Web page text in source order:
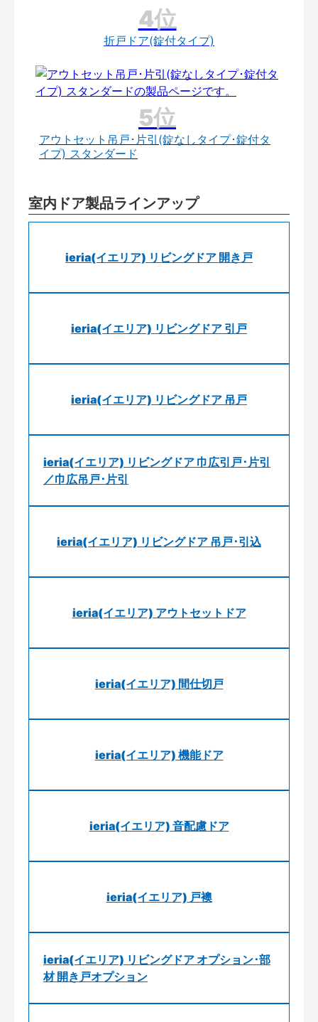
折戸ドア(錠付タイプ)
アウトセット吊戸･片引(錠なしタイプ･錠付タ
イプ) スタンダード
室内ドア製品ラインアップ
ieria(イエリア) リビングドア 開き戸
ieria(イエリア) リビングドア 引戸
ieria(イエリア) リビングドア 吊戸
ieria(イエリア) リビングドア 巾広引戸･片引
／巾広吊戸･片引
ieria(イエリア) リビングドア 吊戸･引込
ieria(イエリア) アウトセットドア
ieria(イエリア) 間仕切戸
ieria(イエリア) 機能ドア
ieria(イエリア) 音配慮ドア
ieria(イエリア) 戸襖
ieria(イエリア) リビングドア オプション･部
材 開き戸オプション